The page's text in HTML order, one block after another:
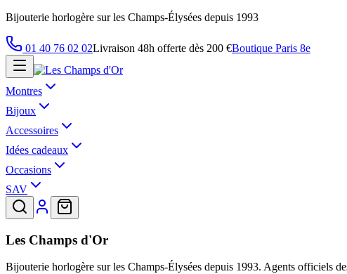
Bijouterie horlogère sur les Champs-Élysées depuis 1993
01 40 76 02 02Livraison 48h offerte dès 200 €Boutique Paris 8e
Montres
Bijoux
Accessoires
Idées cadeaux
Occasions
SAV
Les Champs d'Or
Bijouterie horlogère sur les Champs-Élysées depuis 1993. Agents officiels